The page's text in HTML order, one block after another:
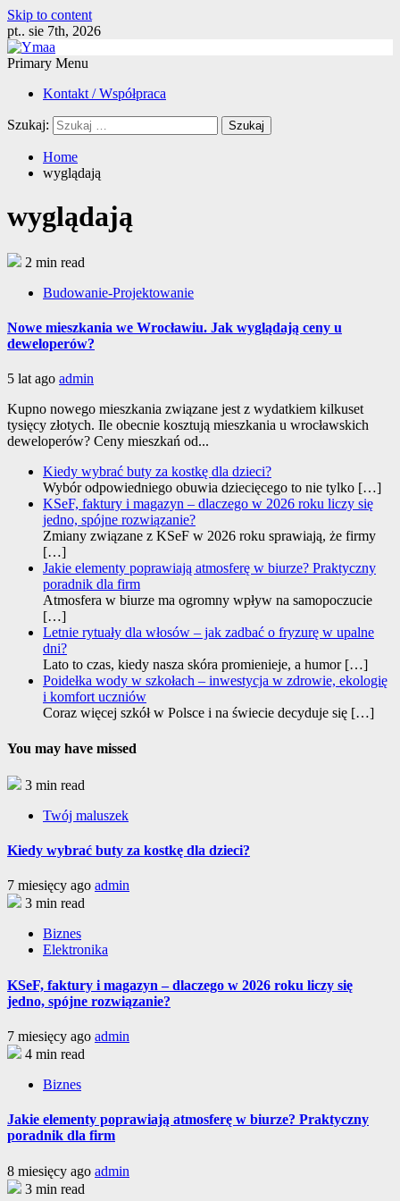
Skip to content
pt.. sie 7th, 2026
Primary Menu
Kontakt / Współpraca
Szukaj:
Home
wyglądają
wyglądają
2 min read
Budowanie-Projektowanie
Nowe mieszkania we Wrocławiu. Jak wyglądają ceny u
deweloperów?
5 lat ago admin
Kupno nowego mieszkania związane jest z wydatkiem kilkuset
tysięcy złotych. Ile obecnie kosztują mieszkania u wrocławskich
deweloperów? Ceny mieszkań od...
Kiedy wybrać buty za kostkę dla dzieci?
Wybór odpowiedniego obuwia dziecięcego to nie tylko […]
KSeF, faktury i magazyn – dlaczego w 2026 roku liczy się
jedno, spójne rozwiązanie?
Zmiany związane z KSeF w 2026 roku sprawiają, że firmy
[…]
Jakie elementy poprawiają atmosferę w biurze? Praktyczny
poradnik dla firm
Atmosfera w biurze ma ogromny wpływ na samopoczucie
[…]
Letnie rytuały dla włosów – jak zadbać o fryzurę w upalne
dni?
Lato to czas, kiedy nasza skóra promienieje, a humor […]
Poidełka wody w szkołach – inwestycja w zdrowie, ekologię
i komfort uczniów
Coraz więcej szkół w Polsce i na świecie decyduje się […]
You may have missed
3 min read
Twój maluszek
Kiedy wybrać buty za kostkę dla dzieci?
7 miesięcy ago admin
3 min read
Biznes
Elektronika
KSeF, faktury i magazyn – dlaczego w 2026 roku liczy się
jedno, spójne rozwiązanie?
7 miesięcy ago admin
4 min read
Biznes
Jakie elementy poprawiają atmosferę w biurze? Praktyczny
poradnik dla firm
8 miesięcy ago admin
3 min read